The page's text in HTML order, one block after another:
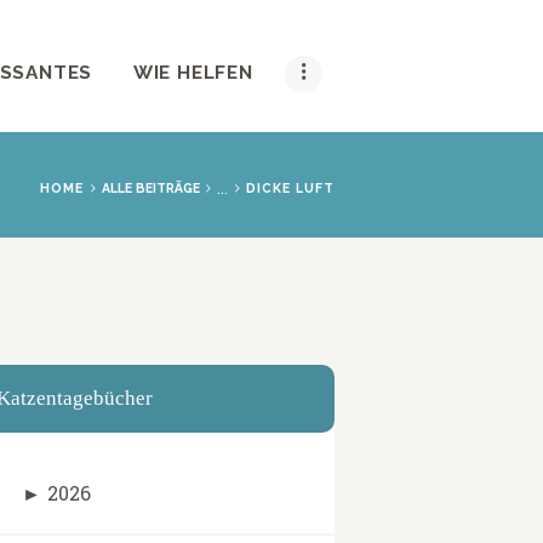
WIE HELFEN
HOME ALLE BEITRÄGE ... DICKE LUFT
► 2026